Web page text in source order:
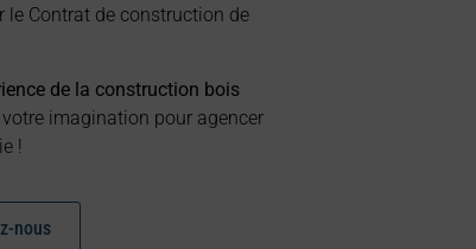
le Contrat de construction de
de la construction bois
imagination pour agencer
!
nous